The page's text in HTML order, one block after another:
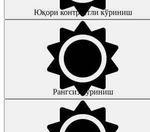
Юқори контрастли кўриниш
Рангсиз кўриниш